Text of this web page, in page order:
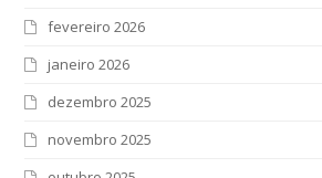
fevereiro 2026
janeiro 2026
dezembro 2025
novembro 2025